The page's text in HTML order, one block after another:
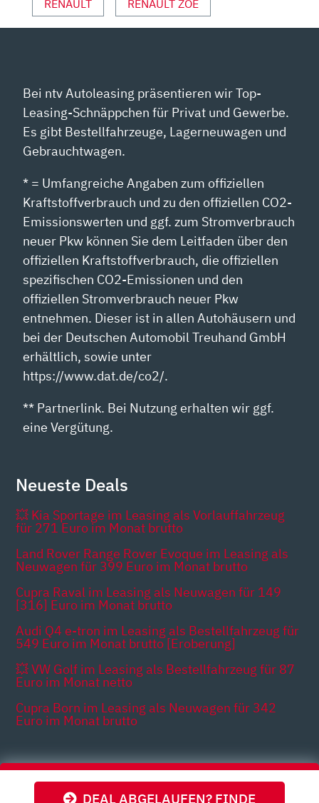
DEAL ABGELAUFEN? FINDE
RENAULT RENAULT ZOE
Bei ntv Autoleasing präsentieren wir Top-
Leasing-Schnäppchen für Privat und Gewerbe.
Es gibt Bestellfahrzeuge, Lagerneuwagen und
Gebrauchtwagen.
* = Umfangreiche Angaben zum offiziellen
Kraftstoffverbrauch und zu den offiziellen CO2-
Emissionswerten und ggf. zum Stromverbrauch
neuer Pkw können Sie dem Leitfaden über den
offiziellen Kraftstoffverbrauch, die offiziellen
spezifischen CO2-Emissionen und den
offiziellen Stromverbrauch neuer Pkw
entnehmen. Dieser ist in allen Autohäusern und
bei der Deutschen Automobil Treuhand GmbH
erhältlich, sowie unter
https://www.dat.de/co2/.
** Partnerlink. Bei Nutzung erhalten wir ggf.
eine Vergütung.
Neueste Deals
💥 Kia Sportage im Leasing als Vorlauffahrzeug
für 271 Euro im Monat brutto
Land Rover Range Rover Evoque im Leasing als
Neuwagen für 399 Euro im Monat brutto
Cupra Raval im Leasing als Neuwagen für 149
[316] Euro im Monat brutto
Audi Q4 e-tron im Leasing als Bestellfahrzeug für
549 Euro im Monat brutto [Eroberung]
💥 VW Golf im Leasing als Bestellfahrzeug für 87
Euro im Monat netto
Cupra Born im Leasing als Neuwagen für 342
Euro im Monat brutto